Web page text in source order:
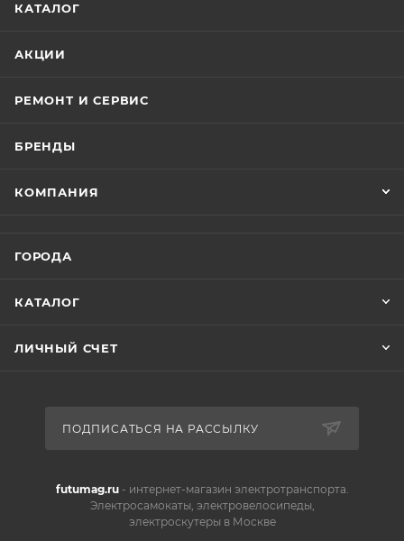
КАТАЛОГ
АКЦИИ
РЕМОНТ И СЕРВИС
БРЕНДЫ
КОМПАНИЯ
ГОРОДА
КАТАЛОГ
ЛИЧНЫЙ СЧЕТ
ПОДПИСАТЬСЯ НА РАССЫЛКУ
futumag.ru- интернет-магазин электротранспорта.
Электросамокаты, электровелосипеды,
электроскутеры в Москве